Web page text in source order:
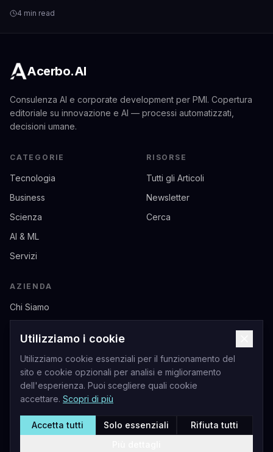
4 min read
Acerbo.AI
Consulenza AI e corporate development per PMI. Copertura
editoriale su innovazione e AI — processi automatizzati,
decisioni umane.
CATEGORIE
Tecnologia
Business
Scienza
AI & ML
Servizi
RISORSE
Tutti gli Articoli
Newsletter
Cerca
AZIENDA
Chi Siamo
Privacy
Termini di Servizio
Livio Andrea Acerbo - Sito Ufficiale
Utilizziamo i cookie
Utilizziamo cookie essenziali per il funzionamento del
sito e cookie opzionali per analisi e miglioramento
dell'esperienza. Puoi scegliere quali cookie
accettare. Scopri di più
Accetta tutti Solo essenziali
Rifiuta tutti